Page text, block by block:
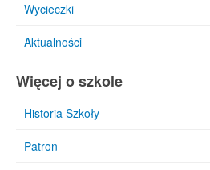
Wycieczki
Aktualności
Więcej o szkole
Historia Szkoły
Patron